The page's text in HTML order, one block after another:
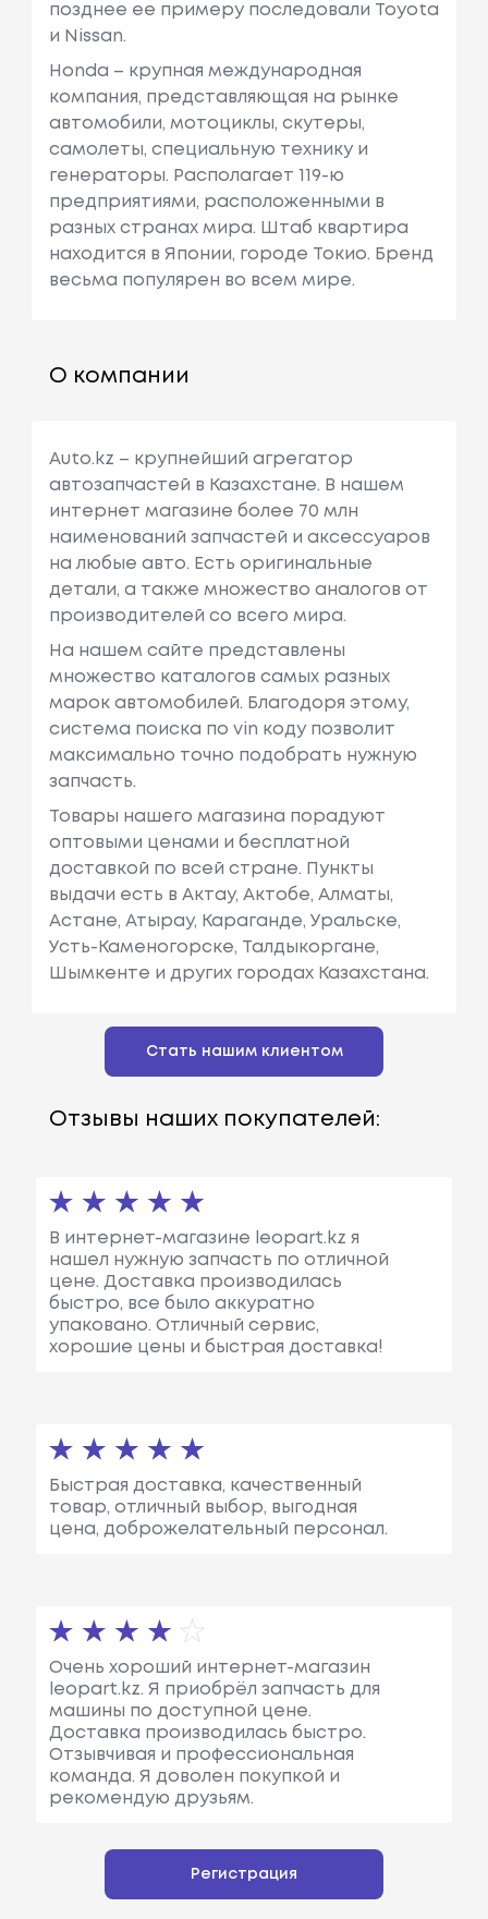
позднее ее примеру последовали Toyota
и Nissan.
Honda – крупная международная
компания, представляющая на рынке
автомобили, мотоциклы, скутеры,
самолеты, специальную технику и
генераторы. Располагает 119-ю
предприятиями, расположенными в
разных странах мира. Штаб квартира
находится в Японии, городе Токио. Бренд
весьма популярен во всем мире.
О компании
Auto.kz – крупнейший агрегатор
автозапчастей в Казахстане. В нашем
интернет магазине более 70 млн
наименований запчастей и аксессуаров
на любые авто. Есть оригинальные
детали, а также множество аналогов от
производителей со всего мира.
На нашем сайте представлены
множество каталогов самых разных
марок автомобилей. Благодоря этому,
система поиска по vin коду позволит
максимально точно подобрать нужную
запчасть.
Товары нашего магазина порадуют
оптовыми ценами и бесплатной
доставкой по всей стране. Пункты
выдачи есть в Актау, Актобе, Алматы,
Астане, Атырау, Караганде, Уральске,
Усть-Каменогорске, Талдыкоргане,
Шымкенте и других городах Казахстана.
Стать нашим клиентом
Отзывы наших покупателей:
В интернет-магазине leopart.kz я
нашел нужную запчасть по отличной
цене. Доставка производилась
быстро, все было аккуратно
упаковано. Отличный сервис,
хорошие цены и быстрая доставка!
Быстрая доставка, качественный
товар, отличный выбор, выгодная
цена, доброжелательный персонал.
Очень хороший интернет-магазин
leopart.kz. Я приобрёл запчасть для
машины по доступной цене.
Доставка производилась быстро.
Отзывчивая и профессиональная
команда. Я доволен покупкой и
рекомендую друзьям.
Регистрация